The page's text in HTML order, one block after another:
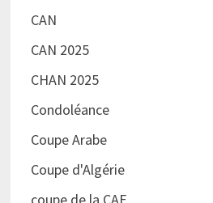
CAN
CAN 2025
CHAN 2025
Condoléance
Coupe Arabe
Coupe d'Algérie
coupe de la CAF